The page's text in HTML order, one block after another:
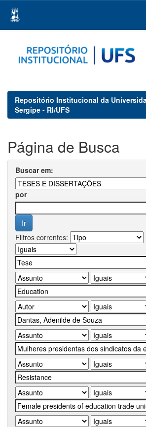
navigation
Repositório Institucional da
Sergipe - RI/UFS
Página de Busca
Buscar em:
por
Filtros correntes: